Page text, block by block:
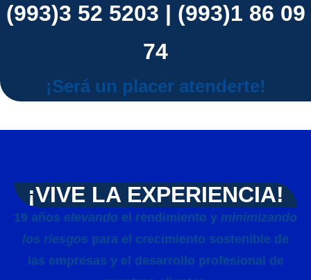
(993)3 52 5203 | (993)1 86 09
74
¡Será un placer atenderte!
¡VIVE LA EXPERIENCIA!
19 años elevando el rendimiento y minimizando
los riesgos para el crecimiento sostenible de
las empresas y el desarrollo profesional de